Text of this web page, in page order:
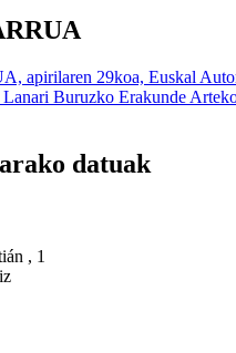
apirilaren 29koa, Euskal
Buruzko Erakunde
datuak
, 1